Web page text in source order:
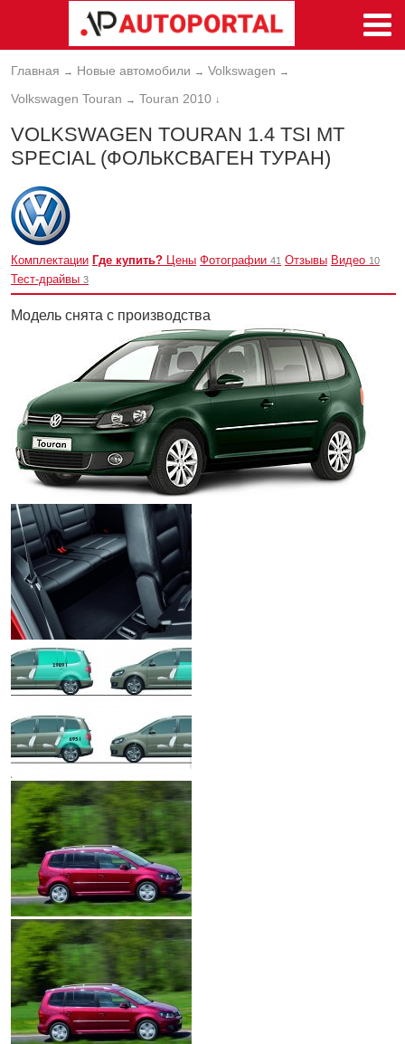
Главная → Новые автомобили → Volkswagen →
Volkswagen Touran → Touran 2010 ↓
VOLKSWAGEN TOURAN 1.4 TSI MT
SPECIAL (ФОЛЬКСВАГЕН ТУРАН)
Комплектации Где купить? Цены Фотографии 41 Отзывы Видео 10
Тест-драйвы 3
Модель снята с производства